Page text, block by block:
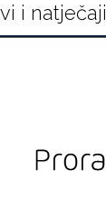
i natječaji